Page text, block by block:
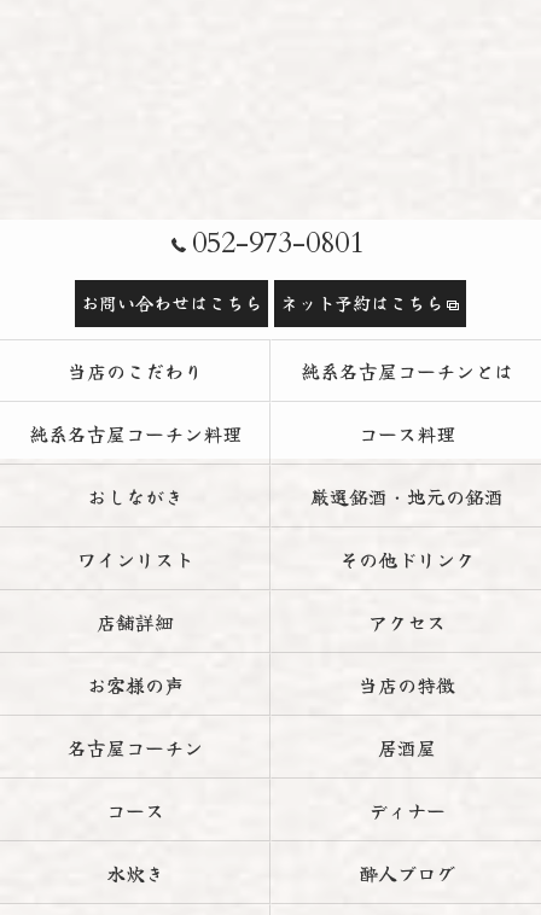
052-973-0801
お問い合わせはこちら ネット予約はこちら
当店のこだわり 純系名古屋コーチンとは
純系名古屋コーチン料理 コース料理
おしながき 厳選銘酒・地元の銘酒
ワインリスト その他ドリンク
店舗詳細 アクセス
お客様の声 当店の特徴
名古屋コーチン 居酒屋
コース ディナー
水炊き 酔人ブログ